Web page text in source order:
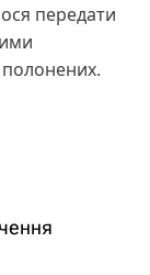
передати